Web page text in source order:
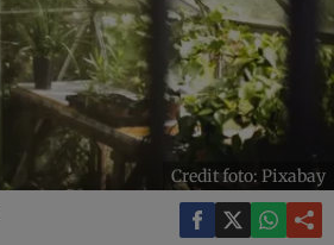
Credit foto: Pixabay